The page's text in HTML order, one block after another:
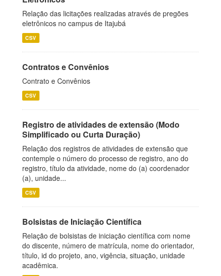
Relação das licitações realizadas através de pregões
eletrônicos no campus de Itajubá
CSV
Contratos e Convênios
Contrato e Convênios
CSV
Registro de atividades de extensão (Modo
Simplificado ou Curta Duração)
Relação dos registros de atividades de extensão que
contemple o número do processo de registro, ano do
registro, título da atividade, nome do (a) coordenador
(a), unidade...
CSV
Bolsistas de Iniciação Científica
Relação de bolsistas de iniciação científica com nome
do discente, número de matrícula, nome do orientador,
título, id do projeto, ano, vigência, situação, unidade
acadêmica.